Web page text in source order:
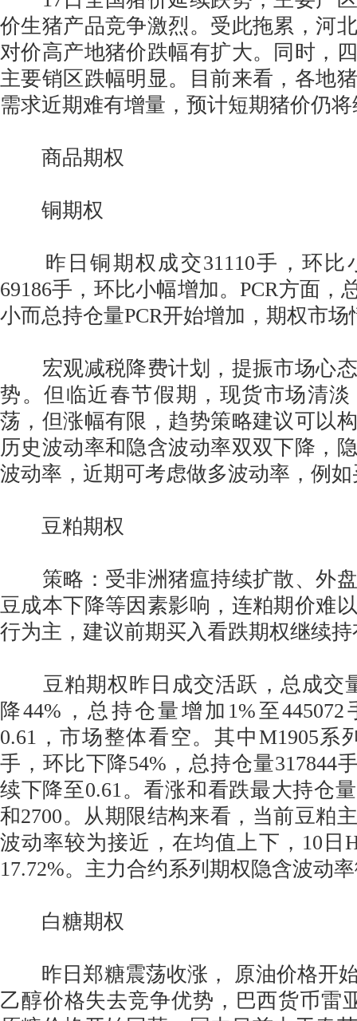
价生猪产品竞争激烈。受此拖累，河
对价高产地猪价跌幅有扩大。同时，
主要销区跌幅明显。目前来看，各地
需求近期难有增量，预计短期猪价仍
商品期权
铜期权
昨日铜期权成交31110手，环比
69186手，环比小幅增加。PCR方面，
小而总持仓量PCR开始增加，期权市
宏观减税降费计划，提振市场心态
势。但临近春节假期，现货市场清
荡，但涨幅有限，趋势策略建议可以
历史波动率和隐含波动率双双下降，
波动率，近期可考虑做多波动率，例
豆粕期权
策略：受非洲猪瘟持续扩散、外盘
豆成本下降等因素影响，连粕期价难
行为主，建议前期买入看跌期权继续
豆粕期权昨日成交活跃，总成交
降44%，总持仓量增加1%至445072
0.61，市场整体看空。其中M1905系
手，环比下降54%，总持仓量317844
续下降至0.61。看涨和看跌最大持仓
和2700。从期限结构来看，当前豆粕
波动率较为接近，在均值上下，10日
17.72%。主力合约系列期权隐含波动
白糖期权
昨日郑糖震荡收涨， 原油价格开
乙醇价格失去竞争优势，巴西货币雷